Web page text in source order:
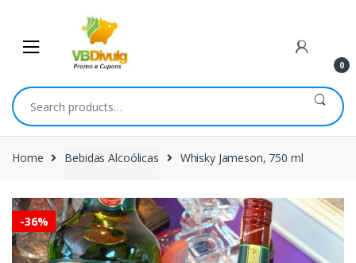
navigation
content
0
Search
for:
Home Bebidas Alcoólicas Whisky Jameson, 750 ml
-36%